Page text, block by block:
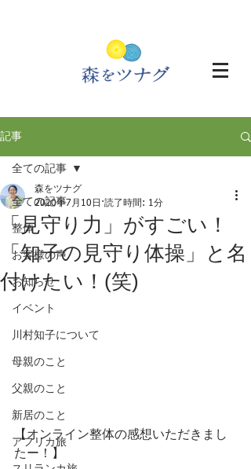
記事
全ての記事
整体
お客様の声
お知らせ
イベント
川村知子について
母親のこと
父親のこと
新居のこと
アフリカ旅
全ての記事
「見守り力」がすごい！
「知子の見守り体操」と名
付けたい！(笑)
森をツナグ
2020年7月10日 読了時間: 1分
【オンライン整体の感想いただきまし
たー！】